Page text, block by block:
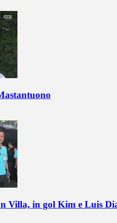
Villa, in gol Kim e Luis